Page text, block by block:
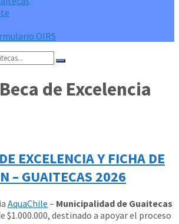
OIRS
Beca de Excelencia
EXCELENCIA Y FICHA DE
– GUAITECAS 2026
AquaChile – Municipalidad de Guaitecas
$1.000.000, destinado a apoyar el proceso